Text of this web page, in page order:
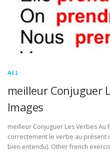
ALL
meilleur Conjuguer
Images
meilleur Conjuguer Les Verbes Au
correctement le verbe au présent
bien entendu). Other french